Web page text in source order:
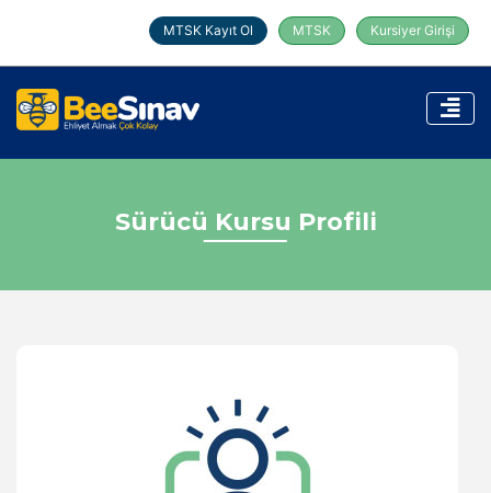
MTSK Kayıt Ol MTSK Kursiyer Girişi
Sürücü Kursu Profili